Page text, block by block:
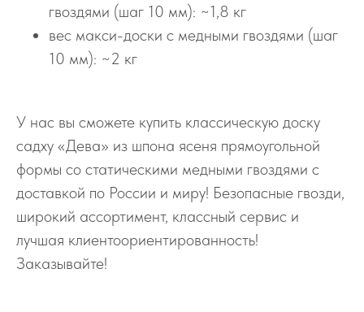
гвоздями (шаг 10 мм): ~1,8 кг
вес макси-доски с медными гвоздями (шаг
10 мм): ~2 кг
У нас вы сможете купить классическую доску
садху «Дева» из шпона ясеня прямоугольной
формы со статическими медными гвоздями с
доставкой по России и миру! Безопасные гвозди,
широкий ассортимент, классный сервис и
лучшая клиентоориентированность!
Заказывайте!